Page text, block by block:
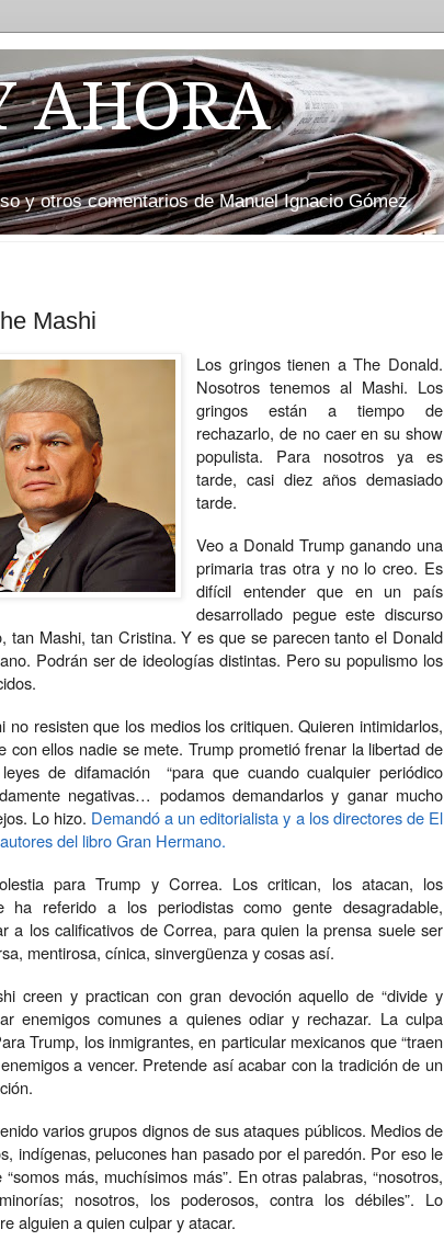
AHORA
y otros comentarios de Manuel Ignacio Gómez
Mashi
Los gringos tienen a The Donald.
Nosotros tenemos al Mashi. Los
gringos están a tiempo de
rechazarlo, de no caer en su show
populista. Para nosotros ya es
tarde, casi diez años demasiado
tarde.
Veo a Donald Trump ganando una
primaria tras otra y no lo creo. Es
difícil entender que en un país
desarrollado pegue este discurso
tan Mashi, tan Cristina. Y es que se parecen tanto el Donald
Podrán ser de ideologías distintas. Pero su populismo los
no resisten que los medios los critiquen. Quieren intimidarlos,
con ellos nadie se mete. Trump prometió frenar la libertad de
de difamación
“para que cuando cualquier periódico
negativas… podamos demandarlos y ganar mucho
Lo hizo. Demandó a un editorialista y a los directores de El
del libro Gran Hermano.
para Trump y Correa. Los critican, los atacan, los
ha referido a los periodistas como gente desagradable,
a los calificativos de Correa, para quien la prensa suele ser
mentirosa, cínica, sinvergüenza y cosas así.
creen y practican con gran devoción aquello de “divide y
enemigos comunes a quienes odiar y rechazar. La culpa
Trump, los inmigrantes, en particular mexicanos que “traen
a vencer. Pretende así acabar con la tradición de un
varios grupos dignos de sus ataques públicos. Medios de
indígenas, pelucones han pasado por el paredón. Por eso le
más, muchísimos más”. En otras palabras, “nosotros,
nosotros, los poderosos, contra los débiles”. Lo
alguien a quien culpar y atacar.